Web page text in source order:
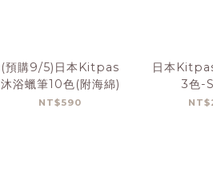
(預購9/5)日本Kitpas
沐浴蠟筆10色(附海綿)
NT$590
日本
3色-